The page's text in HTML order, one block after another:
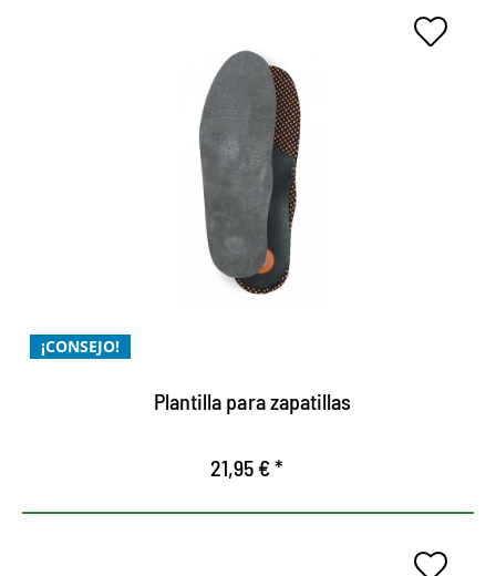
¡CONSEJO!
Suela de zapatilla: para todas
las necesidades de la vida
cotidiana y el deporte
extremadamente ligero y de uso universal
fabricado en piel de ante de alta calidad y
cuerpo anatómico
Plantilla para zapatillas
21,95 € *